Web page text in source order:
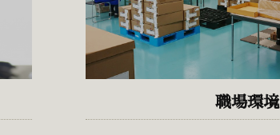
職場環境